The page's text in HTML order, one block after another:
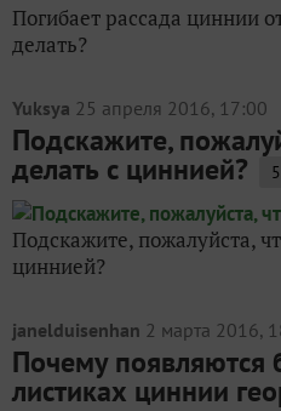
Погибает рассада циннии
делать?
Yuksya 25 апреля 2016, 17:00
Подскажите,
делать с циннией? 5
Подскажите, пожалуйста,
циннией?
janelduisenhan 2 марта 2016,
Почему появляются
листиках циннии